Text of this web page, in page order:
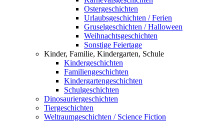
Ostergeschichten
Urlaubsgeschichten / Ferien
Gruselgeschichten / Halloween
Weihnachtsgeschichten
Sonstige Feiertage
Kinder, Familie, Kindergarten, Schule
Kindergeschichten
Familiengeschichten
Kindergartengeschichten
Schulgeschichten
Dinosauriergeschichten
Tiergeschichten
Weltraumgeschichten / Science Fiction